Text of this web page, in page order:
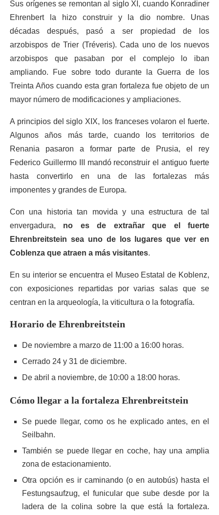
Sus orígenes se remontan al siglo XI, cuando Konradiner
Ehrenbert la hizo construir y la dio nombre. Unas
décadas después, pasó a ser propiedad de los
arzobispos de Trier (Tréveris). Cada uno de los nuevos
arzobispos que pasaban por el complejo lo iban
ampliando. Fue sobre todo durante la Guerra de los
Treinta Años cuando esta gran fortaleza fue objeto de un
mayor número de modificaciones y ampliaciones.
A principios del siglo XIX, los franceses volaron el fuerte.
Algunos años más tarde, cuando los territorios de
Renania pasaron a formar parte de Prusia, el rey
Federico Guillermo III mandó reconstruir el antiguo fuerte
hasta convertirlo en una de las fortalezas más
imponentes y grandes de Europa.
Con una historia tan movida y una estructura de tal
envergadura, no es de extrañar que el fuerte
Ehrenbreitstein sea uno de los lugares que ver en
Coblenza que atraen a más visitantes.
En su interior se encuentra el Museo Estatal de Koblenz,
con exposiciones repartidas por varias salas que se
centran en la arqueología, la viticultura o la fotografía.
Horario de Ehrenbreitstein
De noviembre a marzo de 11:00 a 16:00 horas.
Cerrado 24 y 31 de diciembre.
De abril a noviembre, de 10:00 a 18:00 horas.
Cómo llegar a la fortaleza Ehrenbreitstein
Se puede llegar, como os he explicado antes, en el
Seilbahn.
También se puede llegar en coche, hay una amplia
zona de estacionamiento.
Otra opción es ir caminando (o en autobús) hasta el
Festungsaufzug, el funicular que sube desde por la
ladera de la colina sobre la que está la fortaleza.